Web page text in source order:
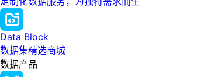
Data Block
数据集精选商城
数据产品